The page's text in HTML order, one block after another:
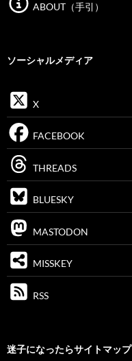
ABOUT（手引）
ソーシャルメディア
X
FACEBOOK
THREADS
BLUESKY
MASTODON
MISSKEY
RSS
迷子になったらサイトマップ